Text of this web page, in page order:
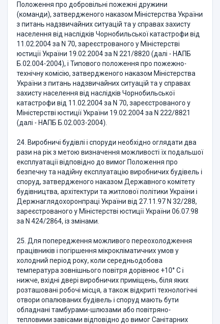
Положення про добровільні пожежні дружини
(команди), затвердженого наказом Міністерства України
з питань надзвичайних ситуацій та у справах захисту
населення від наслідків Чорнобильської катастрофи від
11.02.2004 за N 70, зареєстрованого у Міністерстві
юстиції України 19.02.2004 за N 221/8820 (далі - НАПБ
Б.02.004-2004), і Типового положення про пожежно-
технічну комісію, затвердженого наказом Міністерства
України з питань надзвичайних ситуацій та у справах
захисту населення від наслідків Чорнобильської
катастрофи від 11.02.2004 за N 70, зареєстрованого у
Міністерстві юстиції України 19.02.2004 за N 222/8821
(далі - НАПБ Б.02.003-2004).
24. Виробничі будівлі і споруди необхідно оглядати два
рази на рік з метою визначення можливості їх подальшої
експлуатації відповідно до вимог Положення про
безпечну та надійну експлуатацію виробничих будівель і
споруд, затвердженого наказом Державного комітету
будівництва, архітектури та житлової політики України і
Держнаглядохоронпраці України від 27.11.97 N 32/288,
зареєстрованого у Міністерстві юстиції України 06.07.98
за N 424/2864, із змінами.
25. Для попередження можливого переохолодження
працівників і погіршення мікрокліматичних умов у
холодний період року, коли середньодобова
температура зовнішнього повітря дорівнює +10° C і
нижче, вхідні двері виробничих приміщень, біля яких
розташовані робочі місця, а також відкриті технологічні
отвори опалюваних будівель і споруд мають бути
обладнані тамбурами-шлюзами або повітряно-
тепловими завісами відповідно до вимог Санітарних